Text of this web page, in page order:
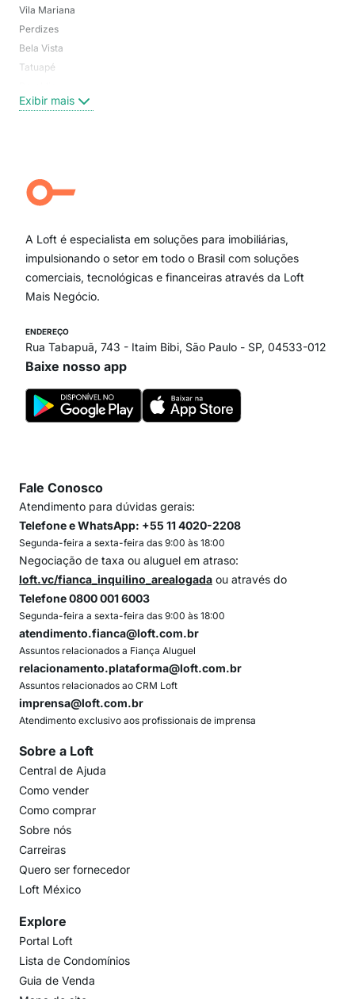
Vila Mariana
Perdizes
Bela Vista
Tatuapé
Centro
Campo Belo
Ipiranga
Paraíso
Itaim Bibi
Exibir mais
A Loft é especialista em soluções para imobiliárias,
impulsionando o setor em todo o Brasil com soluções
comerciais, tecnológicas e financeiras através da Loft
Mais Negócio.
ENDEREÇO
Rua Tabapuã, 743 - Itaim Bibi, São Paulo - SP, 04533-012
Baixe nosso app
Fale Conosco
Atendimento para dúvidas gerais:
Telefone e WhatsApp: +55 11 4020-2208
Segunda-feira a sexta-feira das 9:00 às 18:00
Negociação de taxa ou aluguel em atraso:
loft.vc/fianca_inquilino_arealogada ou através do
Telefone 0800 001 6003
Segunda-feira a sexta-feira das 9:00 às 18:00
atendimento.fianca@loft.com.br
Assuntos relacionados a Fiança Aluguel
relacionamento.plataforma@loft.com.br
Assuntos relacionados ao CRM Loft
imprensa@loft.com.br
Atendimento exclusivo aos profissionais de imprensa
Sobre a Loft
Central de Ajuda
Como vender
Como comprar
Sobre nós
Carreiras
Quero ser fornecedor
Loft México
Explore
Portal Loft
Lista de Condomínios
Guia de Venda